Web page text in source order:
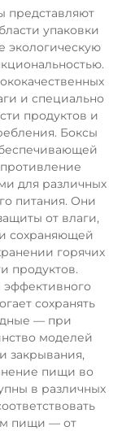
представляют
упаковки
экологическую
и специально
продуктов и
Боксы
для различных
питания. Они
от влаги,
сохраняющей
горячих
продуктов.
эффективного
сохранять
— при
моделей
закрывания,
пищи во
в различных
пищи — от